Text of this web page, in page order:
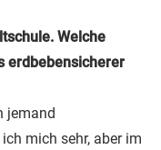
Welche
erdbebensicherer
jemand
mich sehr, aber im